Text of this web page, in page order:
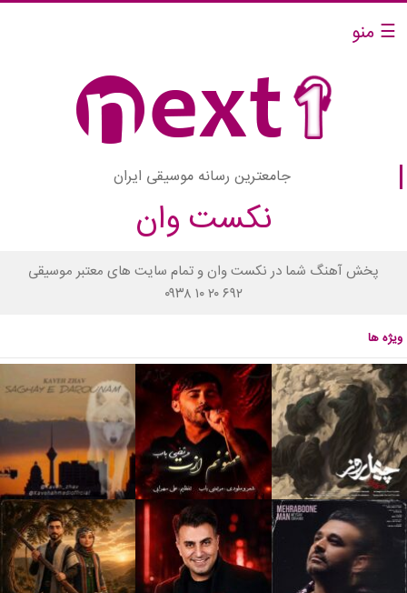
☰ منو
جامعترین رسانه موسیقی ایران
نکست وان
پخش آهنگ شما در نکست وان و تمام سایت های معتبر موسیقی
۰۹۳۸ ۱۰ ۲۰ ۶۹۲
ویژه ها